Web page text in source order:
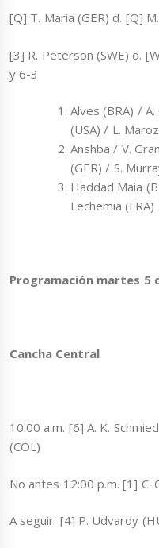
[Q] T. Maria (GER) d. [Q]
[3] R. Peterson (SWE) d.
y 6-3
Alves (BRA) /
(USA) / L.
Anshba / V.
(GER) / S.
Haddad Maia
Lechemia
Programación martes 5
Cancha Central
10:00 a.m. [6] A. K.
(COL)
No antes 12:00 p.m. [1] C.
A seguir. [4] P. Udvardy